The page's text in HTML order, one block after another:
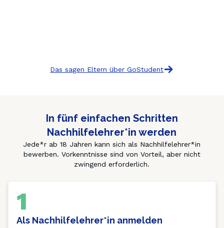
Das sagen Eltern über GoStudent
In fünf einfachen Schritten
Nachhilfelehrer*in werden
Jede*r ab 18 Jahren kann sich als Nachhilfelehrer*in
bewerben. Vorkenntnisse sind von Vorteil, aber nicht
zwingend erforderlich.
1
Als Nachhilfelehrer*in anmelden